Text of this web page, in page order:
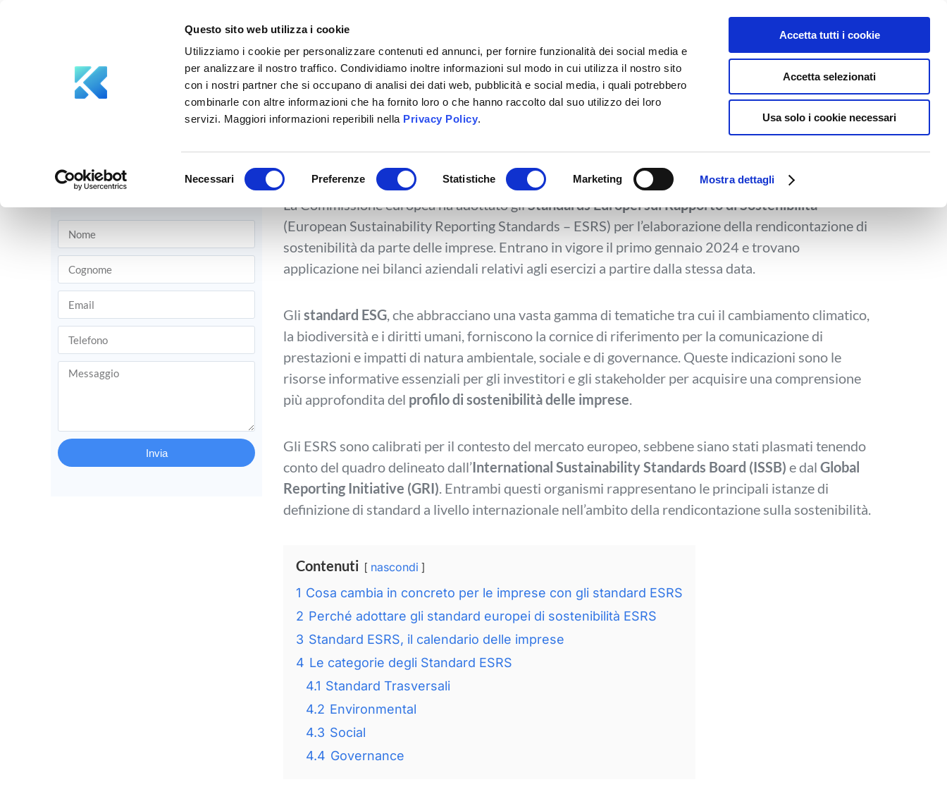
Questo sito web utilizza i cookie
Utilizziamo i cookie per personalizzare contenuti ed annunci, per fornire funzionalità dei social media e
per analizzare il nostro traffico. Condividiamo inoltre informazioni sul modo in cui utilizza il nostro sito
con i nostri partner che si occupano di analisi dei dati web, pubblicità e social media, i quali potrebbero
combinarle con altre informazioni che ha fornito loro o che hanno raccolto dal suo utilizzo dei loro
servizi. Maggiori informazioni reperibili nella Privacy Policy.
Necessari Preferenze Statistiche Marketing Mostra dettagli
Accetta tutti i cookie
Accetta selezionati
Usa solo i cookie necessari
Acquista il tuo pacchetto
Patrizio Viani
ESG Aksilia
Invia
Obbligo report sostenibilità: ufficiale
l’adozione degli standard ESRS
La Commissione europea ha adottato gliStandards Europei sul Rapporto di Sostenibilità
(European Sustainability Reporting Standards – ESRS) per l’elaborazione della rendicontazione di
sostenibilità da parte delle imprese. Entrano in vigore il primo gennaio 2024 e trovano
applicazione nei bilanci aziendali relativi agli esercizi a partire dalla stessa data.
Gli standard ESG, che abbracciano una vasta gamma di tematiche tra cui il cambiamento climatico,
la biodiversità e i diritti umani, forniscono la cornice di riferimento per la comunicazione di
prestazioni e impatti di natura ambientale, sociale e di governance. Queste indicazioni sono le
risorse informative essenziali per gli investitori e gli stakeholder per acquisire una comprensione
più approfondita del profilo di sostenibilità delle imprese.
Gli ESRS sono calibrati per il contesto del mercato europeo, sebbene siano stati plasmati tenendo
conto del quadro delineato dall’International Sustainability Standards Board (ISSB) e dal Global
Reporting Initiative (GRI). Entrambi questi organismi rappresentano le principali istanze di
definizione di standard a livello internazionale nell’ambito della rendicontazione sulla sostenibilità.
Contenuti nascondi
1 Cosa cambia in concreto per le imprese con gli standard ESRS
2 Perché adottare gli standard europei di sostenibilità ESRS
3 Standard ESRS, il calendario delle imprese
4 Le categorie degli Standard ESRS
4.1 Standard Trasversali
4.2 Environmental
4.3 Social
4.4 Governance